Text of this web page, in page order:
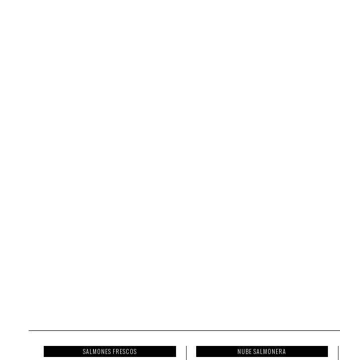
SALMONES FRESCOS
NUBE SALMONERA